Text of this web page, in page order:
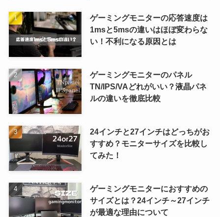
ゲーミングモニターの応答速度は
1msと5msの違いはほぼ変わらな
い！不利になる原因とは
ゲーミングモニターのパネル
TN/IPS/VAどれがいい？液晶パネ
ルの違いを徹底比較
24インチと27インチはどっちがお
すすめ？モニターサイズを比較し
てみた！
ゲーミングモニターにおすすめの
サイズとは？24インチ～27インチ
が最適な理由について